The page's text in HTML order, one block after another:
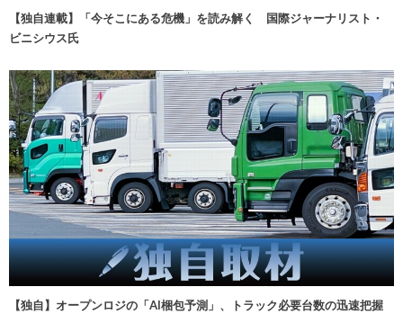
【独自連載】「今そこにある危機」を読み解く 国際ジャーナリスト・
ビニシウス氏
【独自】オープンロジの「AI梱包予測」、トラック必要台数の迅速把握